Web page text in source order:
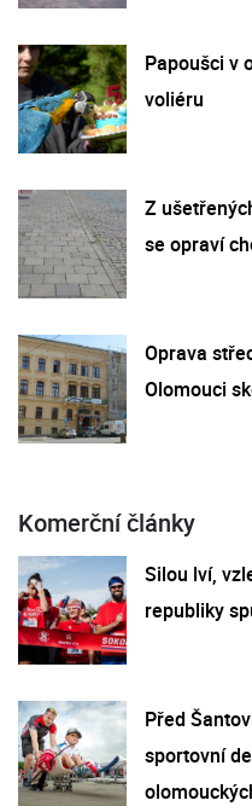
Papoušci v
voliéru
Z
se opraví
Oprava
Olomouci
Komerční články
Silou lví,
republiky
Před
sportovní